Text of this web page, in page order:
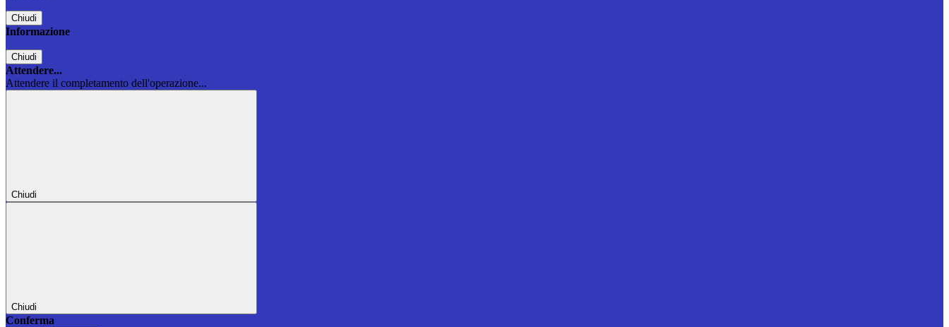
Chiudi
Informazione
Chiudi
Attendere...
Attendere il completamento dell'operazione...
Chiudi
Chiudi
Conferma